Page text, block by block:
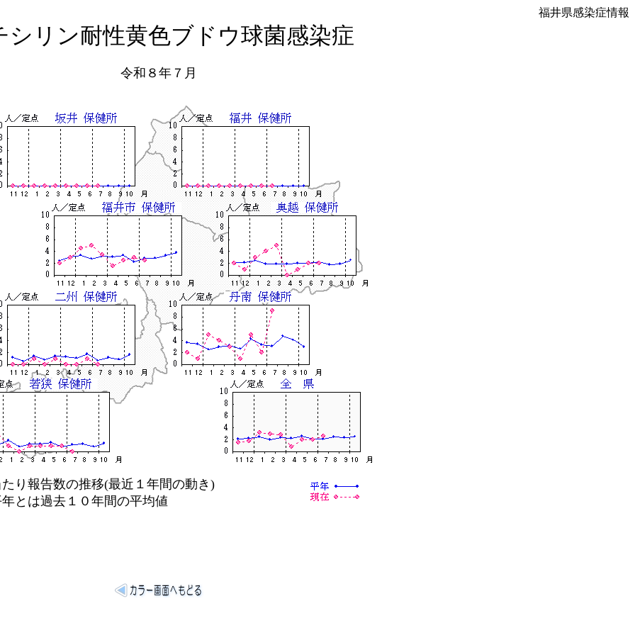
福井県感染症情報
シリン耐性黄色ブドウ球菌感染症
令和８年７月
報告数の推移(最近１年間の動き)
過去１０年間の平均値